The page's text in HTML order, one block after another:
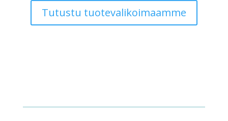
Tutustu tuotevalikoimaamme